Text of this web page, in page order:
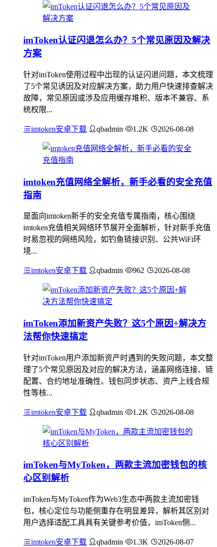
imToken认证闪退怎么办？5个常见原因及解决
方案
针对imToken使用过程中出现的认证闪退问题，本文梳理
了5个常见诱因及对应解决方案，助力用户快速排查解决
故障，常见原因或涉及应用缓存堆积、版本不兼容、系
统权限...
imtoken安卓下载 qbadmin 1.2K 2026-08-08
imtoken充值网络全解析，新手必看的安全充值
指南
是面向imtoken新手的安全充值专属指南，核心围绕
imtoken充值相关网络环节展开全面解析，针对新手充值
时易忽视的网络风险，如钓鱼链接识别、公共WiFi环
境...
imtoken安卓下载 qbadmin 962 2026-08-08
imToken添加新资产失败？这5个原因+解决方
法帮你快速搞定
针对imToken用户添加新资产时遇到的失败问题，本文整
理了5个常见原因及对应的解决方法，涵盖网络连接、链
配置、合约地址准确性、钱包同步状态、资产上线合规
性等核...
imtoken安卓下载 qbadmin 1.2K 2026-08-08
imToken与MyToken，两款主流加密钱包的核
心区别解析
imToken与MyToken作为Web3生态中两款主流加密钱
包，核心定位与功能侧重存在明显差异，解析其区别对
用户选择适配工具具有关键参考价值，imToken侧...
imtoken安卓下载 qbadmin 1.3K 2026-08-07